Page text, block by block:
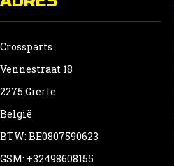
Crossparts
Vennestraat 18
2275 Gierle
België
BTW: BE0807590623
GSM: +32498608155